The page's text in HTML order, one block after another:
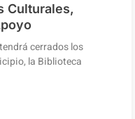
Culturales,
cerrados los
la Biblioteca